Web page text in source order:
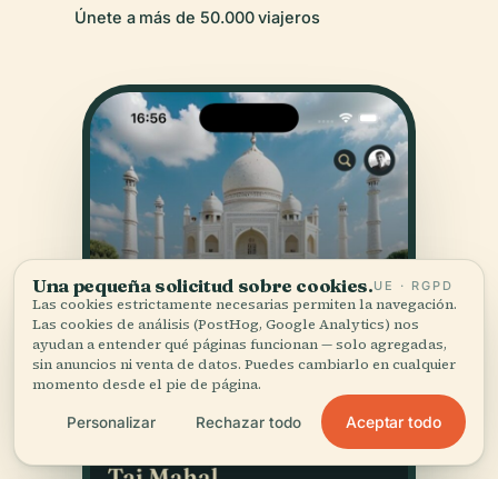
Únete a más de 50.000 viajeros
Una pequeña solicitud sobre cookies.UE · RGPD
Las cookies estrictamente necesarias permiten la navegación.
Las cookies de análisis (PostHog, Google Analytics) nos
ayudan a entender qué páginas funcionan — solo agregadas,
sin anuncios ni venta de datos. Puedes cambiarlo en cualquier
momento desde el pie de página.
Personalizar Rechazar todo Aceptar todo